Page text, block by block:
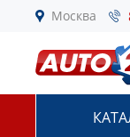
Москва